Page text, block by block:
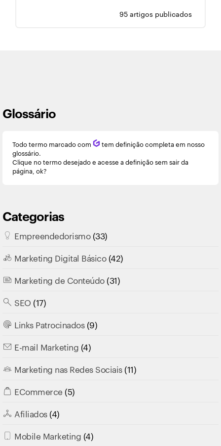
95 artigos publicados
Glossário
Todo termo marcado com Q tem definição completa em nosso
glossário.
Clique no termo desejado e acesse a definição sem sair da
página, ok?
Categorias
Empreendedorismo(33)
Marketing Digital Básico(42)
Marketing de Conteúdo(31)
SEO (17)
Links Patrocinados(9)
E-mail Marketing (4)
Marketing nas Redes Sociais(11)
ECommerce (5)
Afiliados(4)
Mobile Marketing (4)